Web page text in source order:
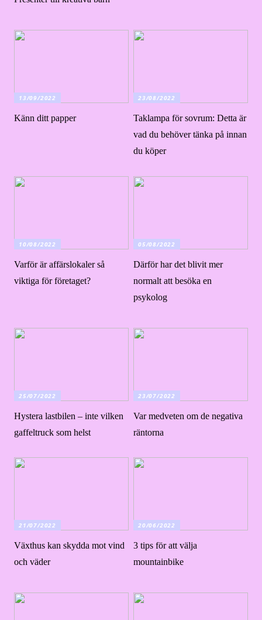
13/09/2022
Känn ditt papper
23/08/2022
Taklampa för sovrum: Detta är
vad du behöver tänka på innan
du köper
10/08/2022
Varför är affärslokaler så
viktiga för företaget?
05/08/2022
Därför har det blivit mer
normalt att besöka en
psykolog
25/07/2022
Hystera lastbilen – inte vilken
gaffeltruck som helst
23/07/2022
Var medveten om de negativa
räntorna
21/07/2022
Växthus kan skydda mot vind
och väder
20/06/2022
3 tips för att välja
mountainbike